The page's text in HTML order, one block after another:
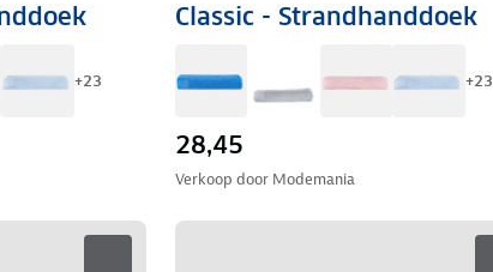
+23
Classic - Strandhanddoek
+23
28,45
Verkoop door Modemania